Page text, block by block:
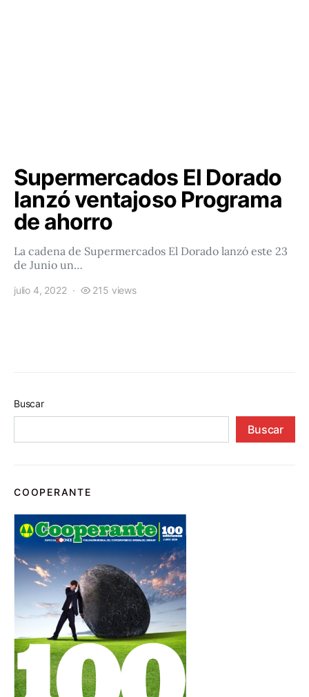
Supermercados El Dorado
lanzó ventajoso Programa
de ahorro
La cadena de Supermercados El Dorado lanzó este 23
de Junio un…
julio 4, 2022 215 views
Buscar
Buscar
COOPERANTE